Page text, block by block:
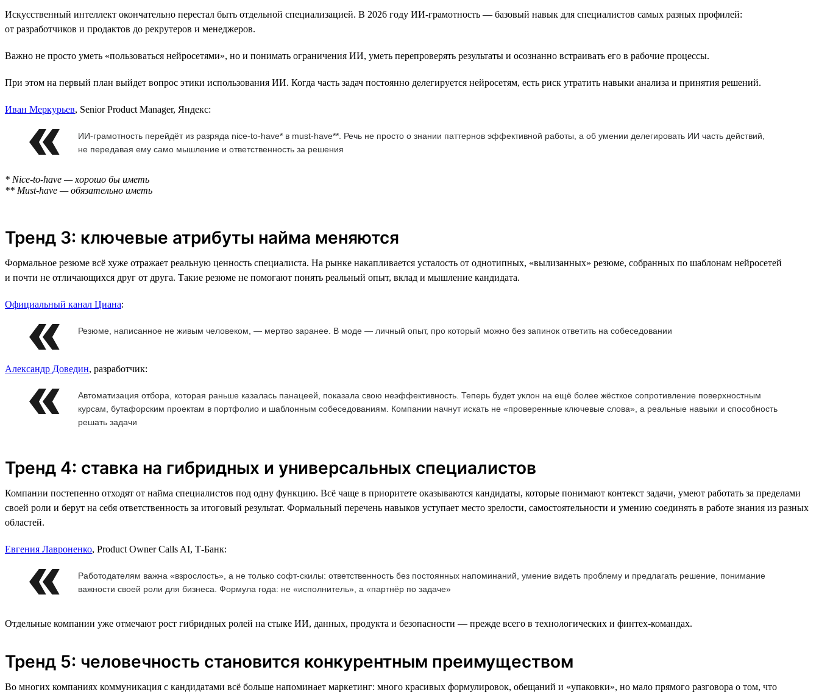
Искусственный интеллект окончательно перестал быть отдельной специализацией. В 2026 году ИИ-грамотность — базовый навык для специалистов самых разных профилей:
от разработчиков и продактов до рекрутеров и менеджеров.
Важно не просто уметь «пользоваться нейросетями», но и понимать ограничения ИИ, уметь перепроверять результаты и осознанно встраивать его в рабочие процессы.
При этом на первый план выйдет вопрос этики использования ИИ. Когда часть задач постоянно делегируется нейросетям, есть риск утратить навыки анализа и принятия решений.
Иван Меркурьев, Senior Product Manager, Яндекс:
ИИ-грамотность перейдёт из разряда nice-to-have* в must-have**. Речь не просто о знании паттернов эффективной работы, а об умении делегировать ИИ часть действий,
не передавая ему само мышление и ответственность за решения
* Nice-to-have — хорошо бы иметь
** Must-have — обязательно иметь
Тренд 3: ключевые атрибуты найма меняются
Формальное резюме всё хуже отражает реальную ценность специалиста. На рынке накапливается усталость от однотипных, «вылизанных» резюме, собранных по шаблонам нейросетей
и почти не отличающихся друг от друга. Такие резюме не помогают понять реальный опыт, вклад и мышление кандидата.
Официальный канал Циана:
Резюме, написанное не живым человеком, — мертво заранее. В моде — личный опыт, про который можно без запинок ответить на собеседовании
Александр Доведин, разработчик:
Автоматизация отбора, которая раньше казалась панацеей, показала свою неэффективность. Теперь будет уклон на ещё более жёсткое сопротивление поверхностным
курсам, бутафорским проектам в портфолио и шаблонным собеседованиям. Компании начнут искать не «проверенные ключевые слова», а реальные навыки и способность
решать задачи
Тренд 4: ставка на гибридных и универсальных специалистов
Компании постепенно отходят от найма специалистов под одну функцию. Всё чаще в приоритете оказываются кандидаты, которые понимают контекст задачи, умеют работать за пределами
своей роли и берут на себя ответственность за итоговый результат. Формальный перечень навыков уступает место зрелости, самостоятельности и умению соединять в работе знания из разных
областей.
Евгения Лавроненко, Product Owner Calls AI, Т-Банк:
Работодателям важна «взрослость», а не только софт-скилы: ответственность без постоянных напоминаний, умение видеть проблему и предлагать решение, понимание
важности своей роли для бизнеса. Формула года: не «исполнитель», а «партнёр по задаче»
Отдельные компании уже отмечают рост гибридных ролей на стыке ИИ, данных, продукта и безопасности — прежде всего в технологических и финтех-командах.
Тренд 5: человечность становится конкурентным преимуществом
Во многих компаниях коммуникация с кандидатами всё больше напоминает маркетинг: много красивых формулировок, обещаний и «упаковки», но мало прямого разговора о том, что